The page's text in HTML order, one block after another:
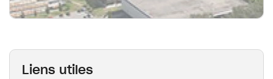
Liens utiles